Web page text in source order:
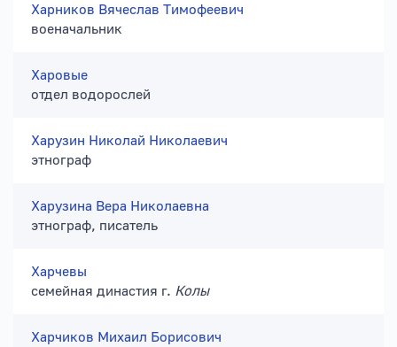
Харников Вячеслав Тимофеевич
военачальник
Харовые
отдел водорослей
Харузин Николай Николаевич
этнограф
Харузина Вера Николаевна
этнограф, писатель
Харчевы
семейная династия г. Колы
Харчиков Михаил Борисович